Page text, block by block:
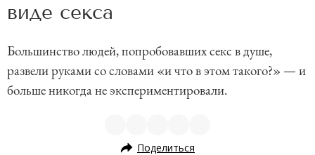
виде секса
Большинство людей, попробовавших секс в душе,
развели руками со словами «и что в этом такого?» — и
больше никогда не экспериментировали.
Поделиться